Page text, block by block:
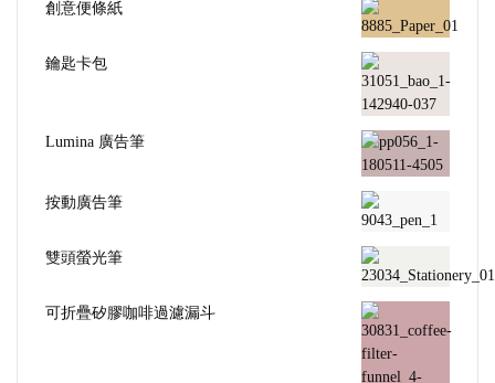
創意便條紙
鑰匙卡包
Lumina 廣告筆
按動廣告筆
雙頭螢光筆
可折疊矽膠咖啡過濾漏斗